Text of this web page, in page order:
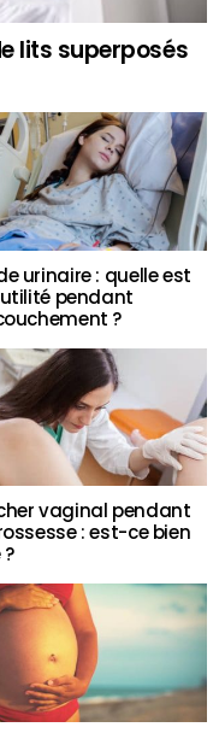
lits superposés
urinaire : quelle est
pendant
?
vaginal pendant
: est-ce bien